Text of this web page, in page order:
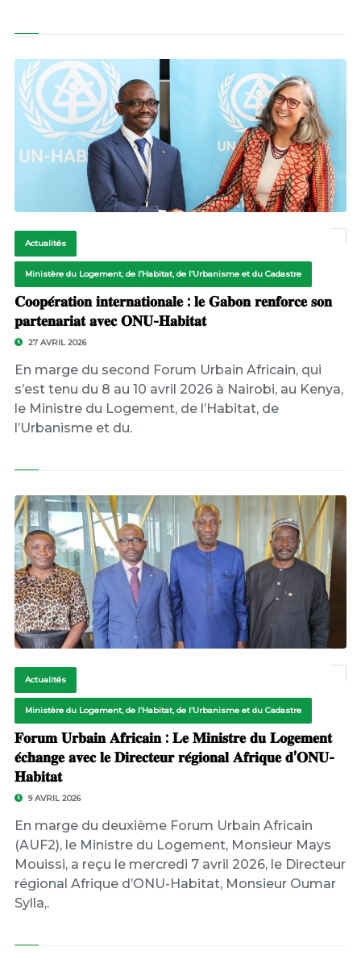
Actualités
Ministère du Logement, de l’Habitat, de l’Urbanisme et du Cadastre
𝐂𝐨𝐨𝐩𝐞́𝐫𝐚𝐭𝐢𝐨𝐧 𝐢𝐧𝐭𝐞𝐫𝐧𝐚𝐭𝐢𝐨𝐧𝐚𝐥𝐞 : 𝐥𝐞 𝐆𝐚𝐛𝐨𝐧 𝐫𝐞𝐧𝐟𝐨𝐫𝐜𝐞 𝐬𝐨𝐧
𝐩𝐚𝐫𝐭𝐞𝐧𝐚𝐫𝐢𝐚𝐭 𝐚𝐯𝐞𝐜 𝐎𝐍𝐔-𝐇𝐚𝐛𝐢𝐭𝐚𝐭
27 AVRIL 2026
En marge du second Forum Urbain Africain, qui
s’est tenu du 8 au 10 avril 2026 à Nairobi, au Kenya,
le Ministre du Logement, de l’Habitat, de
l’Urbanisme et du.
Actualités
Ministère du Logement, de l’Habitat, de l’Urbanisme et du Cadastre
𝐅𝐨𝐫𝐮𝐦 𝐔𝐫𝐛𝐚𝐢𝐧 𝐀𝐟𝐫𝐢𝐜𝐚𝐢𝐧 : 𝐋𝐞 𝐌𝐢𝐧𝐢𝐬𝐭𝐫𝐞 𝐝𝐮 𝐋𝐨𝐠𝐞𝐦𝐞𝐧𝐭
𝐞́𝐜𝐡𝐚𝐧𝐠𝐞 𝐚𝐯𝐞𝐜 𝐥𝐞 𝐃𝐢𝐫𝐞𝐜𝐭𝐞𝐮𝐫 𝐫𝐞́𝐠𝐢𝐨𝐧𝐚𝐥 𝐀𝐟𝐫𝐢𝐪𝐮𝐞 𝐝’𝐎𝐍𝐔-
𝐇𝐚𝐛𝐢𝐭𝐚𝐭
9 AVRIL 2026
En marge du deuxième Forum Urbain Africain
(AUF2), le Ministre du Logement, Monsieur Mays
Mouissi, a reçu le mercredi 7 avril 2026, le Directeur
régional Afrique d’ONU-Habitat, Monsieur Oumar
Sylla,.